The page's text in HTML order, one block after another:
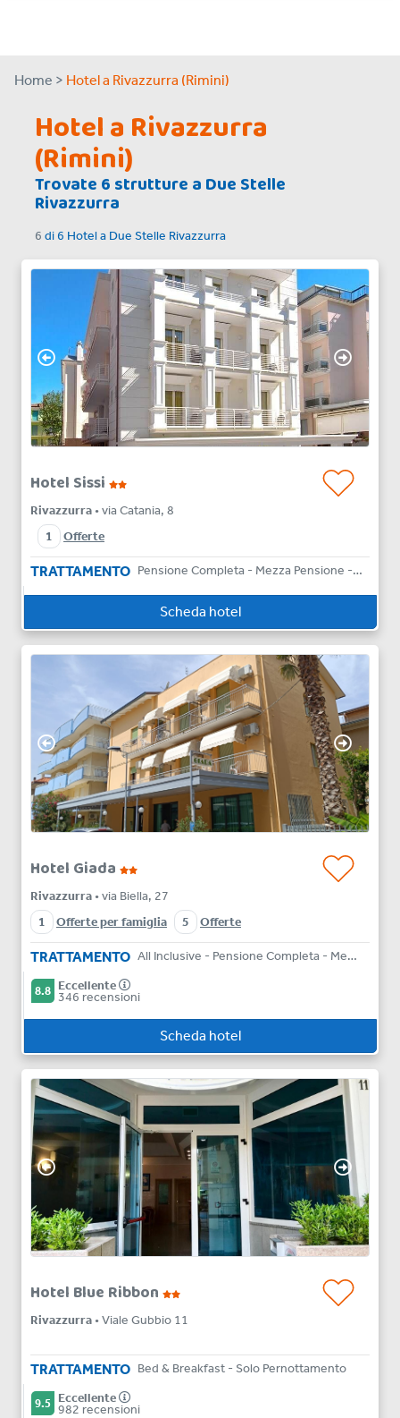
Home > Hotel a Rivazzurra (Rimini)
Hotel a Rivazzurra
(Rimini)
Trovate6strutture aDue Stelle
Rivazzurra
6 di 6 Hotel a Due Stelle Rivazzurra
Hotel Sissi
Rivazzurra • via Catania, 8
1
Offerte
TRATTAMENTO Pensione Completa - Mezza Pensione - Bed & Breakfast
Scheda hotel
Hotel Giada
Rivazzurra • via Biella, 27
1
Offerte per famiglia 5 Offerte
TRATTAMENTO All Inclusive - Pensione Completa - Mezza Pensione - Bed & Breakfast
8.8 Eccellente
346 recensioni
Scheda hotel
Hotel Blue Ribbon
Rivazzurra • Viale Gubbio 11
TRATTAMENTO Bed & Breakfast - Solo Pernottamento
9.5 Eccellente
982 recensioni